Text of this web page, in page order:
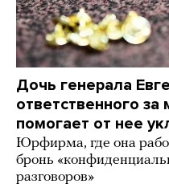
Дочь генерала
ответственного
помогает от нее
Юрфирма, где она
бронь
разговоров»